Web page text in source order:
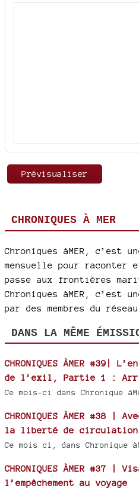
CHRONIQUES À MER
Chroniques àMER, c’est
mensuelle pour raconter
passe aux frontières
Chroniques àMER, c’est
par des membres du réseau
DANS LA MÊME
CHRONIQUES ÀMER #39|
de l’exil, Partie 1 :
Ce mois-ci dans Chronique
CHRONIQUES ÀMER #38
la liberté de circulation
Ce mois ci, dans Chronique
CHRONIQUES ÀMER #37 |
l’empêchement au voyage